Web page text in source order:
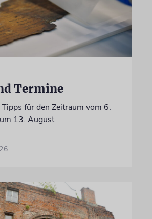
Termine
für den Zeitraum vom 6.
13. August